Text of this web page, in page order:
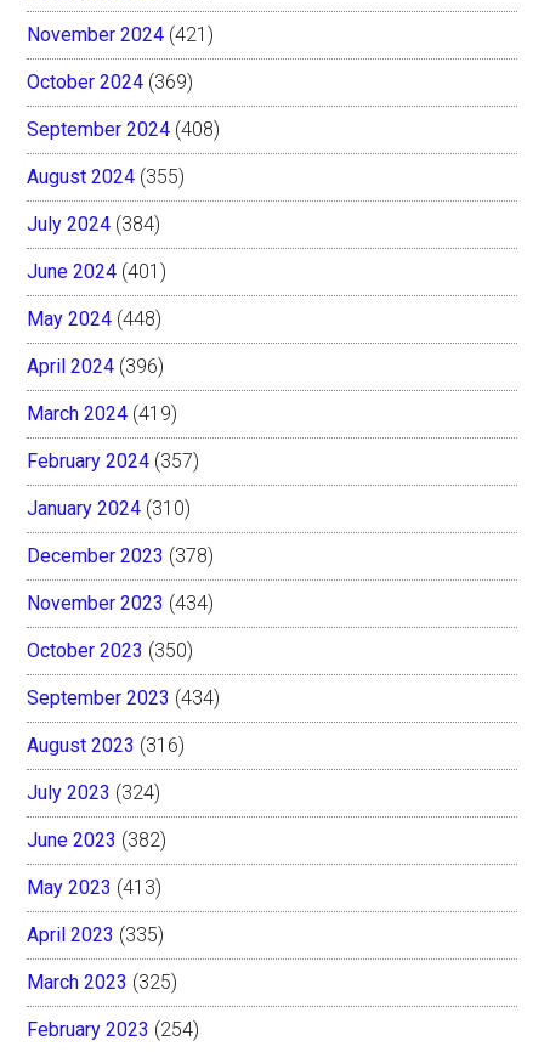
November 2024 (421)
October 2024 (369)
September 2024 (408)
August 2024 (355)
July 2024 (384)
June 2024 (401)
May 2024 (448)
April 2024 (396)
March 2024 (419)
February 2024 (357)
January 2024 (310)
December 2023 (378)
November 2023 (434)
October 2023 (350)
September 2023 (434)
August 2023 (316)
July 2023 (324)
June 2023 (382)
May 2023 (413)
April 2023 (335)
March 2023 (325)
February 2023 (254)